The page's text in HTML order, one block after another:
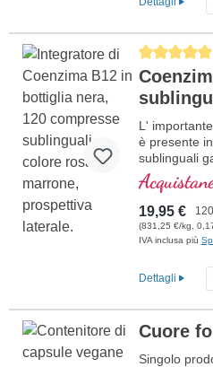
Average
L'
è presente
sublinguali
in vetro viola.
19,95 €
(831,25 €/kg,
IVA inclusa più
Dettagli
Cuore
Singolo